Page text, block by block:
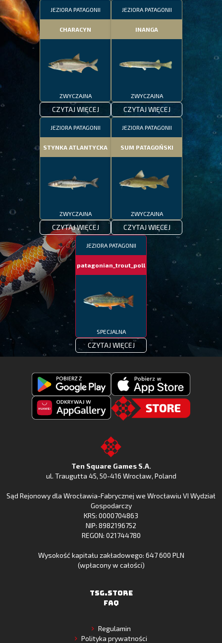
JEZIORA PATAGONII
CHARACYN
ZWYCZAJNA
CZYTAJ WIĘCEJ
JEZIORA PATAGONII
INANGA
ZWYCZAJNA
CZYTAJ WIĘCEJ
JEZIORA PATAGONII
STYNKA ATLANTYCKA
ZWYCZAJNA
CZYTAJ WIĘCEJ
JEZIORA PATAGONII
SUM PATAGOŃSKI
ZWYCZAJNA
CZYTAJ WIĘCEJ
JEZIORA PATAGONII
patagonian_trout_poll
SPECJALNA
CZYTAJ WIĘCEJ
Pobierz
Fishing
Pobierz
Fishing
z
Apple
Store
Huawei
Gallery
to
the
Ten Square Games S.A.
ul. Traugutta 45, 50-416 Wrocław, Poland
Sąd Rejonowy dla Wrocławia-Fabrycznej we Wrocławiu VI Wydział
Gospodarczy
KRS: 0000704863
NIP: 8982196752
REGON: 021744780
Wysokość kapitału zakładowego: 647 600 PLN
(wpłacony w całości)
TSG.STORE
FAQ
Regulamin
Polityka prywatności